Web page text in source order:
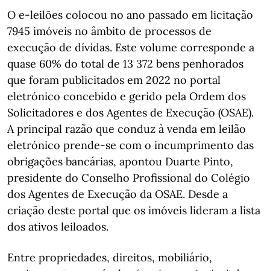
O e-leilões colocou no ano passado em licitação
7945 imóveis no âmbito de processos de
execução de dívidas. Este volume corresponde a
quase 60% do total de 13 372 bens penhorados
que foram publicitados em 2022 no portal
eletrónico concebido e gerido pela Ordem dos
Solicitadores e dos Agentes de Execução (OSAE).
A principal razão que conduz à venda em leilão
eletrónico prende-se com o incumprimento das
obrigações bancárias, apontou Duarte Pinto,
presidente do Conselho Profissional do Colégio
dos Agentes de Execução da OSAE. Desde a
criação deste portal que os imóveis lideram a lista
dos ativos leiloados.
Entre propriedades, direitos, mobiliário,